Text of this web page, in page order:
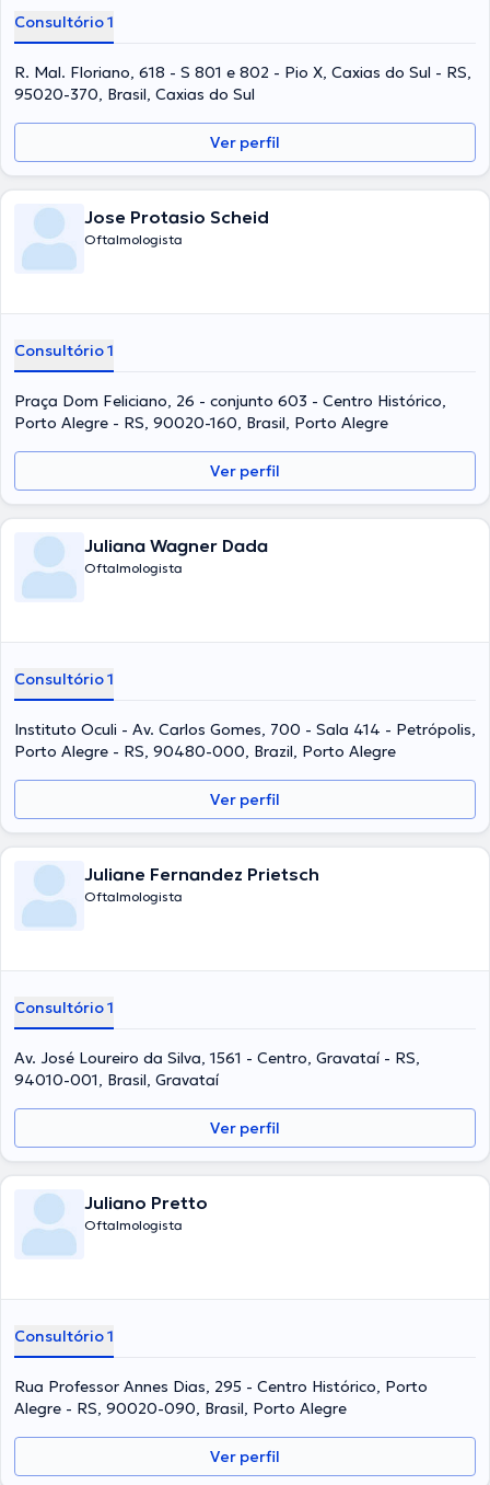
Consultório 1
R. Mal. Floriano, 618 - S 801 e 802 - Pio X, Caxias do Sul - RS,
95020-370, Brasil, Caxias do Sul
Ver perfil
Jose Protasio Scheid
Oftalmologista
Consultório 1
Praça Dom Feliciano, 26 - conjunto 603 - Centro Histórico,
Porto Alegre - RS, 90020-160, Brasil, Porto Alegre
Ver perfil
Juliana Wagner Dada
Oftalmologista
Consultório 1
Instituto Oculi - Av. Carlos Gomes, 700 - Sala 414 - Petrópolis,
Porto Alegre - RS, 90480-000, Brazil, Porto Alegre
Ver perfil
Juliane Fernandez Prietsch
Oftalmologista
Consultório 1
Av. José Loureiro da Silva, 1561 - Centro, Gravataí - RS,
94010-001, Brasil, Gravataí
Ver perfil
Juliano Pretto
Oftalmologista
Consultório 1
Rua Professor Annes Dias, 295 - Centro Histórico, Porto
Alegre - RS, 90020-090, Brasil, Porto Alegre
Ver perfil